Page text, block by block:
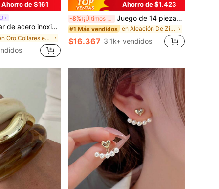
Ahorro de $161
cadena en forma de Y con colgante de cuenta redonda, uso diario para mujeres, minimalista
en Oro Collares en Y para mujer
Ahorro de $1.423
-8% ¡Últimos 3 días Juego de 14 piezas de pendientes de perlas de lujo, nuevo diseño minimalista único y elegante para mujeres, regalo para ella
#1 Más vendidos en Aleación De Zinc Conjuntos de Aretes para Mujer
$16.367 3.1k+ vendidos